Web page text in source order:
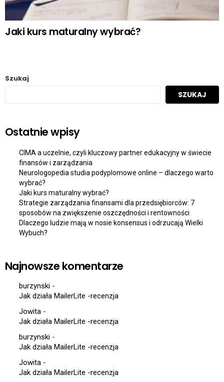
Jaki kurs maturalny wybrać?
Szukaj
SZUKAJ
Ostatnie wpisy
CIMA a uczelnie, czyli kluczowy partner edukacyjny w świecie
finansów i zarządzania
Neurologopedia studia podyplomowe online – dlaczego warto
wybrać?
Jaki kurs maturalny wybrać?
Strategie zarządzania finansami dla przedsiębiorców: 7
sposobów na zwiększenie oszczędności i rentowności
Dlaczego ludzie mają w nosie konsensus i odrzucają Wielki
Wybuch?
Najnowsze komentarze
burzynski -
Jak działa MailerLite -recenzja
Jowita -
Jak działa MailerLite -recenzja
burzynski -
Jak działa MailerLite -recenzja
Jowita -
Jak działa MailerLite -recenzja